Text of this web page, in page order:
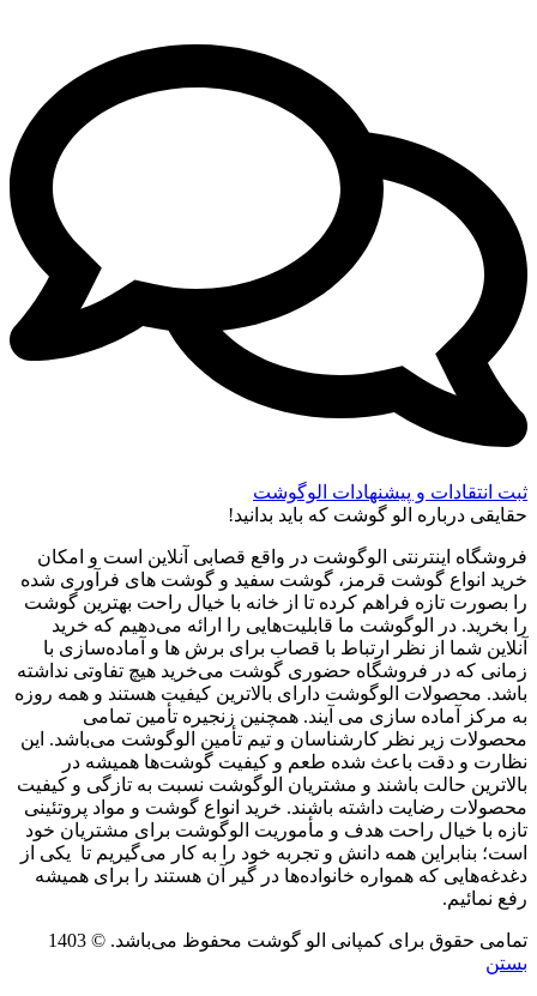
ثبت انتقادات و پیشنهادات الوگوشت
حقایقی درباره الو گوشت که باید بدانید!
فروشگاه اینترنتی الوگوشت در واقع قصابی آنلاین است و امکان
خرید انواع گوشت قرمز، گوشت سفید و گوشت های فرآوری شده
را بصورت تازه فراهم کرده تا از خانه با خیال راحت بهترین گوشت
را بخرید. در الوگوشت ما قابلیت‌هایی را ارائه می‌دهیم که خرید
آنلاین شما از نظر ارتباط با قصاب برای برش ها و آماده‌سازی با
زمانی که در فروشگاه حضوری گوشت می‌خرید هیچ تفاوتی نداشته
باشد. محصولات الوگوشت دارای بالاترین کیفیت هستند و همه روزه
به مرکز آماده سازی می آیند. همچنین زنجیره تأمین تمامی
محصولات زیر نظر کارشناسان و تیم تأمین الوگوشت می‌باشد. این
نظارت و دقت باعث شده طعم و کیفیت گوشت‌ها همیشه در
بالاترین حالت باشند و مشتریان الوگوشت نسبت به تازگی و کیفیت
محصولات رضایت داشته باشند. خرید انواع گوشت و مواد پروتئینی
تازه با خیال راحت هدف و مأموریت الوگوشت برای مشتریان خود
است؛ بنابراین همه دانش و تجربه خود را به کار می‌گیریم تا یکی از
دغدغه‌هایی که همواره خانواده‌ها در گیر آن هستند را برای همیشه
رفع نمائیم.
تمامی حقوق برای کمپانی الو گوشت محفوظ می‌باشد. © 1403
بستن